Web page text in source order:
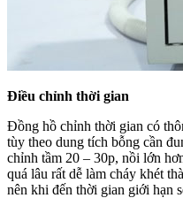
Điều chỉnh thời gian
Đồng hồ chỉnh thời gian có
tùy theo dung tích bỗng cần
chỉnh tầm 20 – 30p, nồi lớn
quá lâu rất dễ làm cháy khét
nên khi đến thời gian giới hạn